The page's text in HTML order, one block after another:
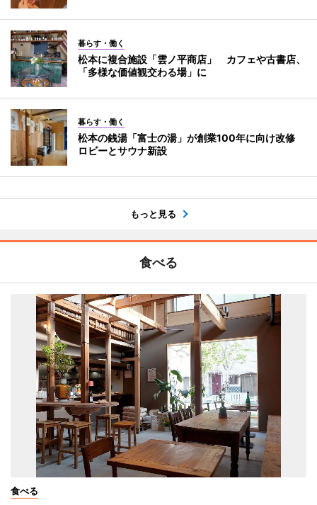
暮らす・働く
松本に複合施設「雲ノ平商店」 カフェや古書店、
「多様な価値観交わる場」に
暮らす・働く
松本の銭湯「富士の湯」が創業100年に向け改修
ロビーとサウナ新設
もっと見る
食べる
食べる